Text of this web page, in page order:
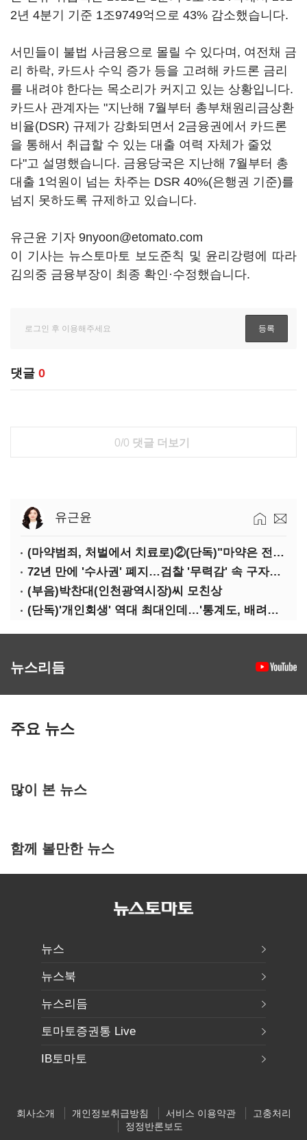
2년 4분기 기준 1조9749억으로 43% 감소했습니다.
서민들이 불법 사금융으로 몰릴 수 있다며, 여전채 금
리 하락, 카드사 수익 증가 등을 고려해 카드론 금리
를 내려야 한다는 목소리가 커지고 있는 상황입니다.
카드사 관계자는 "지난해 7월부터 총부채원리금상환
비율(DSR) 규제가 강화되면서 2금융권에서 카드론
을 통해서 취급할 수 있는 대출 여력 자체가 줄었
다"고 설명했습니다. 금융당국은 지난해 7월부터 총
대출 1억원이 넘는 차주는 DSR 40%(은행권 기준)를
넘지 못하도록 규제하고 있습니다.
유근윤 기자 9nyoon@etomato.com
이 기사는 뉴스토마토 보도준칙 및 윤리강령에 따라
김의중 금융부장이 최종 확인·수정했습니다.
댓글 0
0/0 댓글 더보기
유근윤
(마약범죄, 처벌에서 치료로)②(단독)"마약은 전염병…여성 맞춤형 재활과정 개발 중"
72년 만에 '수사권' 폐지…검찰 '무력감' 속 구자현 사의
(부음)박찬대(인천광역시장)씨 모친상
(단독)'개인회생' 역대 최대인데…'통계도, 배려도' 없는 사법부
뉴스리듬
주요 뉴스
많이 본 뉴스
함께 볼만한 뉴스
뉴스
뉴스북
뉴스리듬
토마토증권통 Live
IB토마토
회사소개 개인정보취급방침 서비스 이용약관
고충처리
정정반론보도